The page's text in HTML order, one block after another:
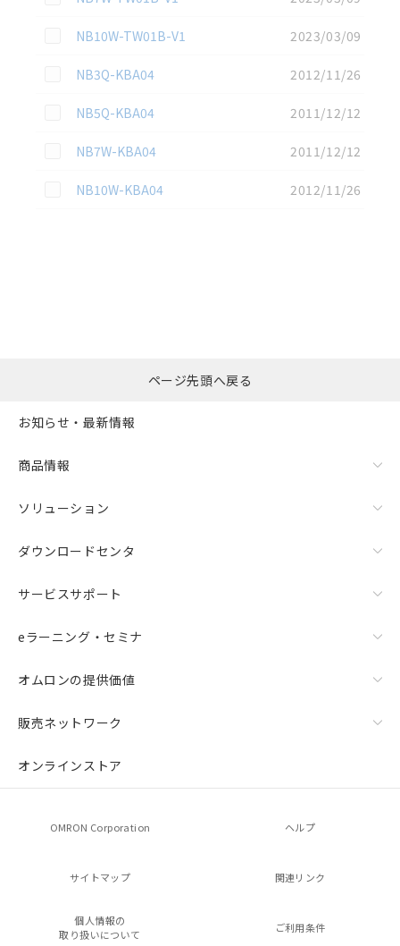
この資料を選択
NB10W-TW01B-V1
2023/03/09
この資料を選択
NB3Q-KBA04
2012/11/26
この資料を選択
NB5Q-KBA04
2011/12/12
この資料を選択
NB7W-KBA04
2011/12/12
この資料を選択
NB10W-KBA04 2012/11/26
括ダウンロード
ページ先頭へ戻る
お知らせ・最新情報
商品情報
ソリューション
ダウンロードセンタ
サービスサポート
eラーニング・セミナ
オムロンの提供価値
販売ネットワーク
オンラインストア
OMRON Corporation ヘルプ
サイトマップ 関連リンク
個人情報の
取り扱いについて
ご利用条件